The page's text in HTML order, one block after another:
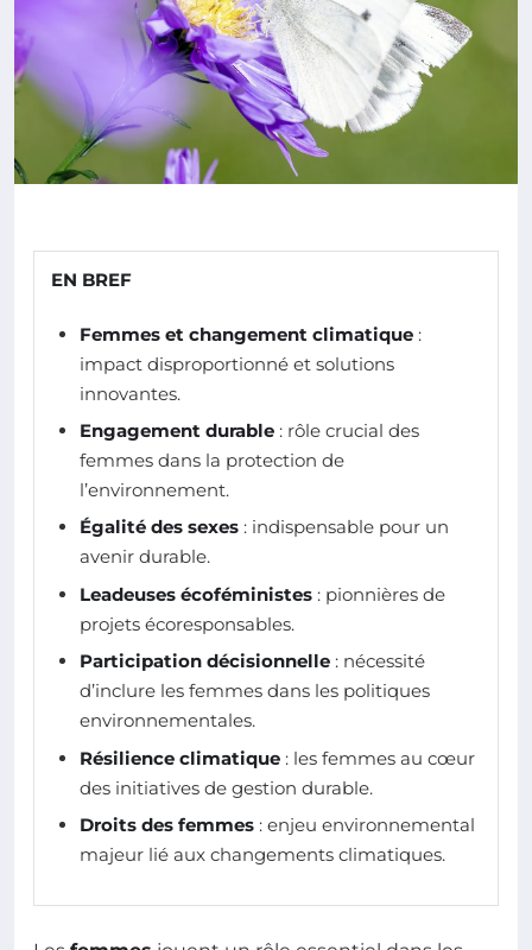
EN BREF
Femmes et changement climatique :
impact disproportionné et solutions
innovantes.
Engagement durable : rôle crucial des
femmes dans la protection de
l’environnement.
Égalité des sexes : indispensable pour un
avenir durable.
Leadeuses écoféministes : pionnières de
projets écoresponsables.
Participation décisionnelle : nécessité
d’inclure les femmes dans les politiques
environnementales.
Résilience climatique : les femmes au cœur
des initiatives de gestion durable.
Droits des femmes : enjeu environnemental
majeur lié aux changements climatiques.